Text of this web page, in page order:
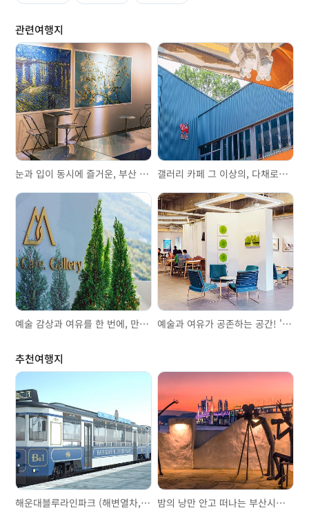
관련여행지
눈과 입이 동시에 즐거운, 부산 최초의 미디어아트 카페 ‘까사데룩’ 갤러리 카페 그 이상의, 다채로운 볼거리로 가득한 ‘카페 도토리 로스터스’
예술 감상과 여유를 한 번에, 만덕 대형 갤러리 카페 ‘M543’ 예술과 여유가 공존하는 공간! '라벨스하이디 엄궁 갤러리점'
추천여행지
해운대블루라인파크 (해변열차, 스카이캡슐) 밤의 낭만 안고 떠나는 부산시티투어버스 야경투어 브릿지 드라이브